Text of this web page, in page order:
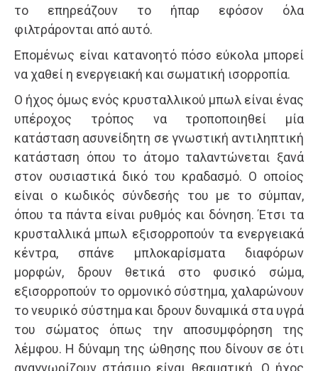
το επηρεάζουν το ήπαρ εφόσον όλα
φιλτράρονται από αυτό.
Επομένως είναι κατανοητό πόσο εύκολα μπορεί
να χαθεί η ενεργειακή και σωματική ισορροπία.
Ο ήχος όμως ενός κρυσταλλικού μπωλ είναι ένας
υπέροχος τρόπος να τροποποιηθεί μία
κατάσταση ασυνείδητη σε γνωστική αντιληπτική
κατάσταση όπου το άτομο ταλαντώνεται ξανά
στον ουσιαστικά δικό του κραδασμό. Ο οποίος
είναι ο κωδικός σύνδεσής του με το σύμπαν,
όπου τα πάντα είναι ρυθμός και δόνηση. Έτσι τα
κρυσταλλικά μπωλ εξισορροπούν τα ενεργειακά
κέντρα, σπάνε μπλοκαρίσματα διαφόρων
μορφών, δρουν θετικά στο φυσικό σώμα,
εξισορροπούν το ορμονικό σύστημα, χαλαρώνουν
το νευρικό σύστημα και δρουν δυναμικά στα υγρά
του σώματος όπως την αποσυμφόρηση της
λέμφου. Η δύναμη της ώθησης που δίνουν σε ότι
αναγνωρίζουν στάσιμο είναι θεαματική. Ο ήχος